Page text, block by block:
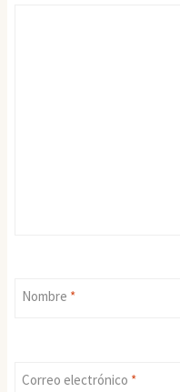
Nombre *
Correo electrónico *